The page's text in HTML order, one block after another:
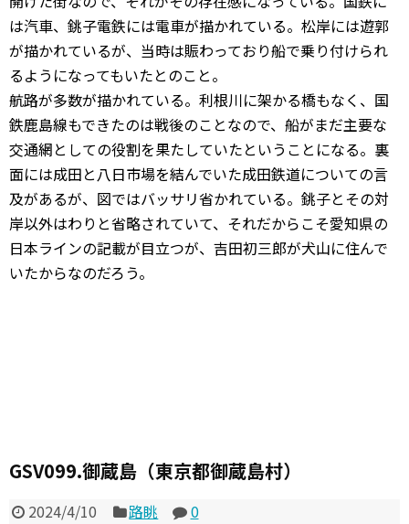
は汽車、銚子電鉄には電車が描かれている。松岸には遊郭
が描かれているが、当時は賑わっており船で乗り付けられ
るようになってもいたとのこと。
航路が多数が描かれている。利根川に架かる橋もなく、国
鉄鹿島線もできたのは戦後のことなので、船がまだ主要な
交通網としての役割を果たしていたということになる。裏
面には成田と八日市場を結んでいた成田鉄道についての言
及があるが、図ではバッサリ省かれている。銚子とその対
岸以外はわりと省略されていて、それだからこそ愛知県の
日本ラインの記載が目立つが、吉田初三郎が犬山に住んで
いたからなのだろう。
GSV099.御蔵島（東京都御蔵島村）
2024/4/10 路眺
0